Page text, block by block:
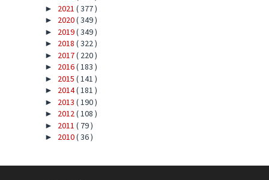
► 2021 ( 377 )
► 2020( 349 )
► 2019( 349 )
► 2018 ( 322 )
► 2017( 220 )
► 2016( 183 )
► 2015 ( 141 )
► 2014( 181 )
► 2013 ( 190 )
► 2012( 108 )
► 2011 ( 79 )
► 2010( 36 )